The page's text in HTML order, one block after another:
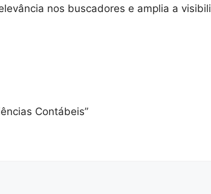
nos buscadores e amplia a
Contábeis”